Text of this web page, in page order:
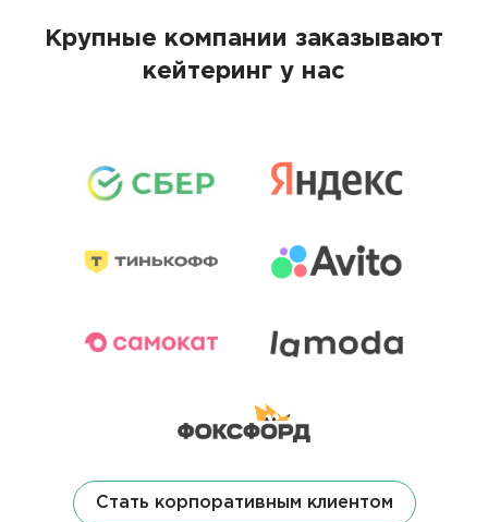
Крупные компании заказывают
кейтеринг у нас
Стать корпоративным клиентом